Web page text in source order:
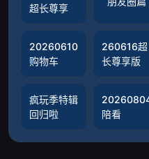
超长尊享
20260610
购物车
260616超
长尊享版
疯玩季特辑
回归啦
陪看